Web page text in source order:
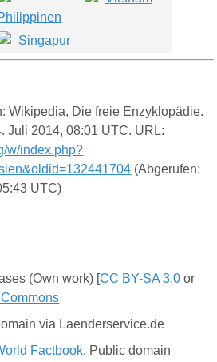
Singapur
Wikipedia, Die freie Enzyklopädie.
Juli 2014, 08:01 UTC. URL:
w/index.php?
(Abgerufen:
UTC)
(Own work) [CC BY-SA 3.0 or
via Laenderservice.de
Factbook, Public domain